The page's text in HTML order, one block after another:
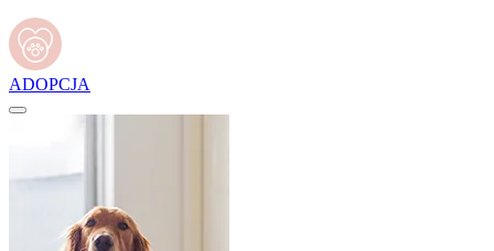
ADOPCJA